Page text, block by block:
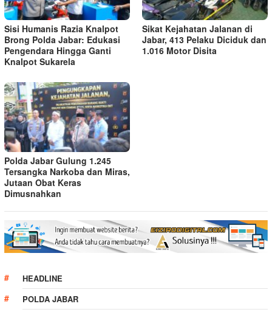
Sisi Humanis Razia Knalpot
Brong Polda Jabar: Edukasi
Pengendara Hingga Ganti
Knalpot Sukarela
Sikat Kejahatan Jalanan di
Jabar, 413 Pelaku Diciduk dan
1.016 Motor Disita
Polda Jabar Gulung 1.245
Tersangka Narkoba dan Miras,
Jutaan Obat Keras
Dimusnahkan
HEADLINE
POLDA JABAR